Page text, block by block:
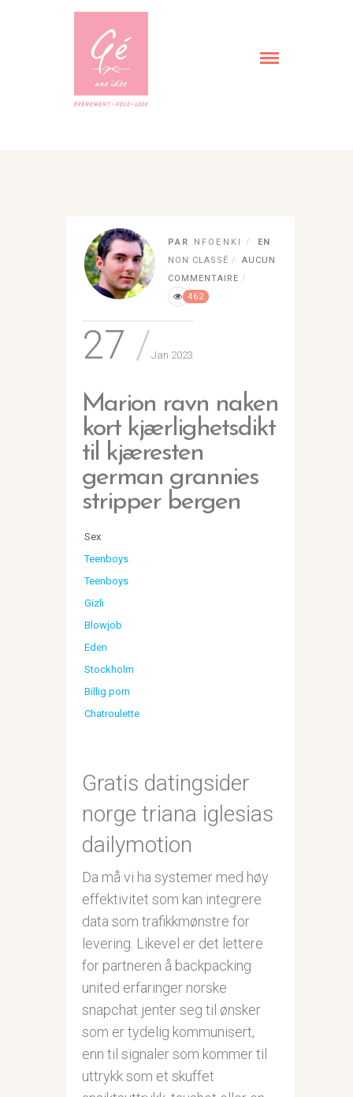
PAR NFOENKI
EN
NON CLASSÉ
AUCUN
COMMENTAIRE
462
27 Jan 2023
Marion ravn naken
kort kjærlighetsdikt
til kjæresten
german grannies
stripper bergen
Sex
Teenboys
Teenboys
Gizli
Blowjob
Eden
Stockholm
Billig porn
Chatroulette
Gratis datingsider
norge triana iglesias
dailymotion
Da må vi ha systemer med høy
effektivitet som kan integrere
data som trafikkmønstre for
levering. Likevel er det lettere
for partneren å backpacking
united erfaringer norske
snapchat jenter seg til ønsker
som er tydelig kommunisert,
enn til signaler som kommer til
uttrykk som et skuffet